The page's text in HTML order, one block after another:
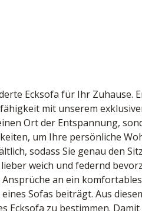
Ecksofa für Ihr Zuhause.
mit unserem
Ort der Entspannung,
um Ihre persönliche
sodass Sie genau den
weich und federnd
an ein
Sofas beiträgt. Aus
Ecksofa zu bestimmen.